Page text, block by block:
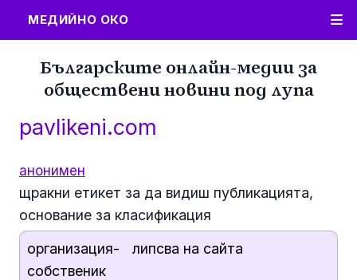
МЕДИЙНО ОКО
Българските онлайн-медии за
обществени новини под лупа
pavlikeni.com
анонимен
щракни етикет за да видиш публикацията,
основание за класификация
организация-
собственик
липсва на сайта